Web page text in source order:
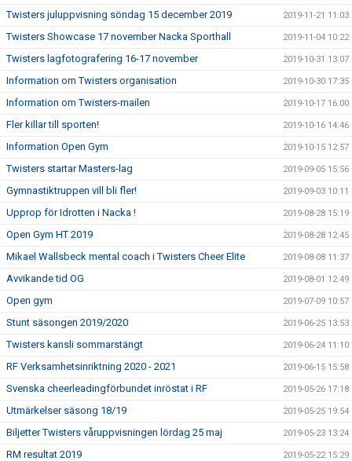
Twisters juluppvisning söndag 15 december 2019 2019-11-21 11:03
Twisters Showcase 17 november Nacka Sporthall 2019-11-04 10:22
Twisters lagfotografering 16-17 november 2019-10-31 13:07
Information om Twisters organisation 2019-10-30 17:35
Information om Twisters-mailen 2019-10-17 16:00
Fler killar till sporten! 2019-10-16 14:46
Information Open Gym 2019-10-15 12:57
Twisters startar Masters-lag 2019-09-05 15:56
Gymnastiktruppen vill bli fler! 2019-09-03 10:11
Upprop för Idrotten i Nacka ! 2019-08-28 15:19
Open Gym HT 2019 2019-08-28 12:45
Mikael Wallsbeck mental coach i Twisters Cheer Elite 2019-08-08 11:37
Avvikande tid OG 2019-08-01 12:49
Open gym 2019-07-09 10:57
Stunt säsongen 2019/2020 2019-06-25 13:53
Twisters kansli sommarstängt 2019-06-24 11:10
RF Verksamhetsinriktning 2020 - 2021 2019-06-15 15:58
Svenska cheerleadingförbundet inröstat i RF 2019-05-26 17:18
Utmärkelser säsong 18/19 2019-05-25 19:54
Biljetter Twisters våruppvisningen lördag 25 maj 2019-05-23 13:24
RM resultat 2019 2019-05-22 15:29